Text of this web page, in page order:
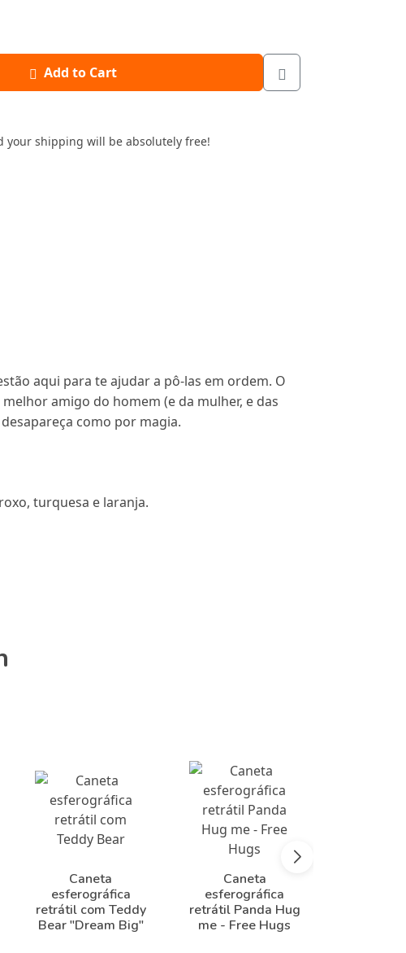
Add to Cart
your shipping will be absolutely free!
aqui para te ajudar a pô-las em ordem. O
amigo do homem (e da mulher, e das
como por magia.
turquesa e laranja.
Caneta
esferográfica
retrátil com Teddy
Bear "Dream Big"
Caneta
esferográfica
retrátil Panda Hug
me - Free Hugs